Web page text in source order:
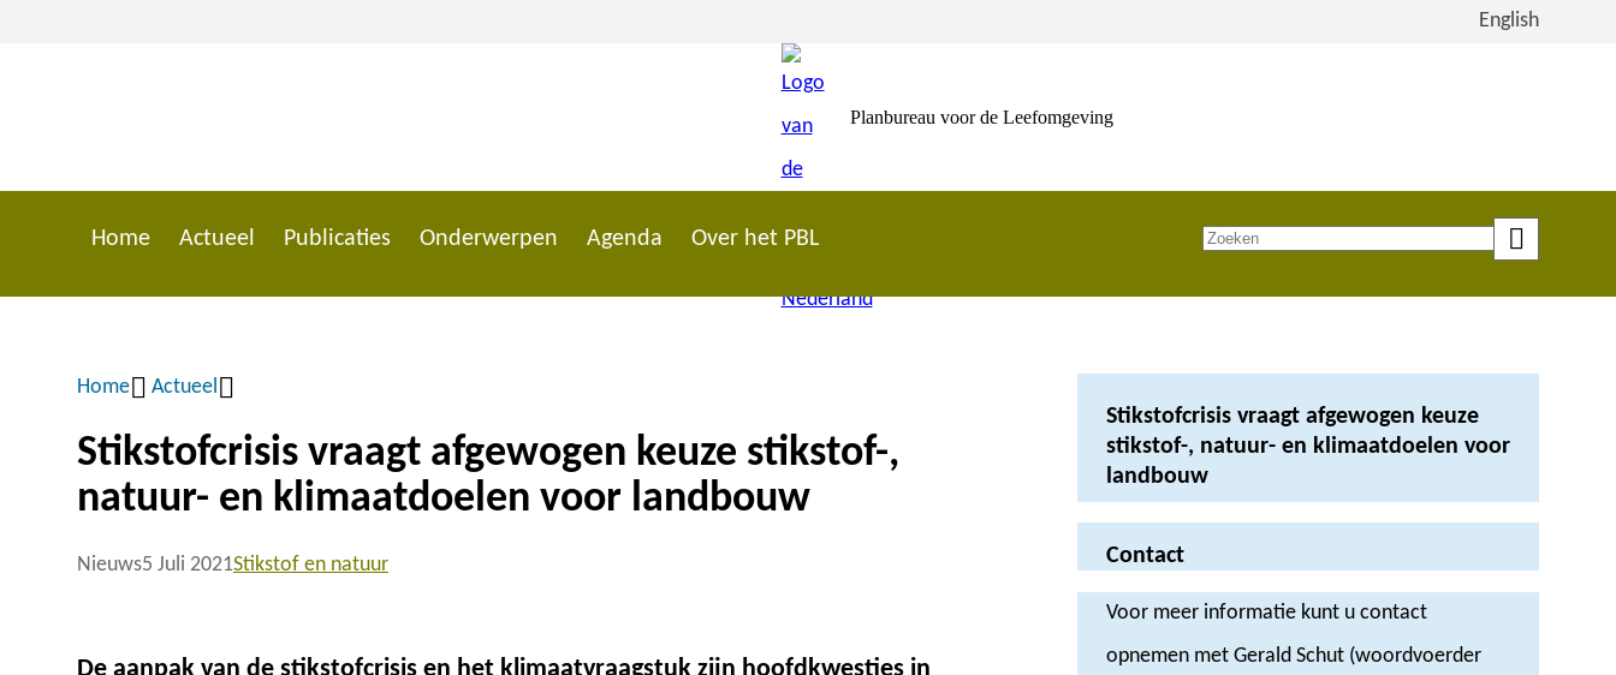
inhoud
Bekijk
English
Planbureau voor de Leefomgeving
Home Actueel Publicaties Onderwerpen Agenda Over het PBL
Zoeken
Kruimelpad
Home Actueel
Stikstofcrisis vraagt afgewogen keuze stikstof-,
natuur- en klimaatdoelen voor landbouw
Nieuws5 Juli 2021Stikstof en natuur
Stikstofcrisis vraagt afgewogen keuze
stikstof-, natuur- en klimaatdoelen voor
landbouw
Contact
Voor meer informatie kunt u contact
opnemen met Gerald Schut (woordvoerder